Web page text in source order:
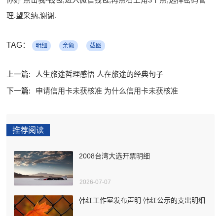
理.望采纳,谢谢.
TAG： 明细 余额 截图
上一篇:
人生旅途哲理感悟 人在旅途的经典句子
下一篇:
申请信用卡未获核准 为什么信用卡未获核准
推荐阅读
2008台湾大选开票明细
2026-07-07
韩红工作室发布声明 韩红公示的支出明细